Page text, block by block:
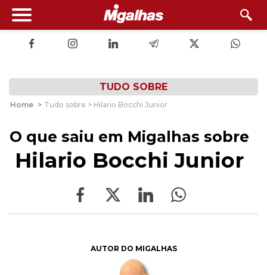
TUDO SOBRE
Home > Tudo sobre > Hilario Bocchi Junior
O que saiu em Migalhas sobre
Hilario Bocchi Junior
AUTOR DO MIGALHAS